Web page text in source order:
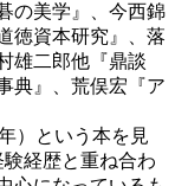
の美学』、今西錦
徳資本研究』、落
雄二郎他『鼎談
典』、荒俣宏『ア
年）という本を見
経歴と重ね合わ